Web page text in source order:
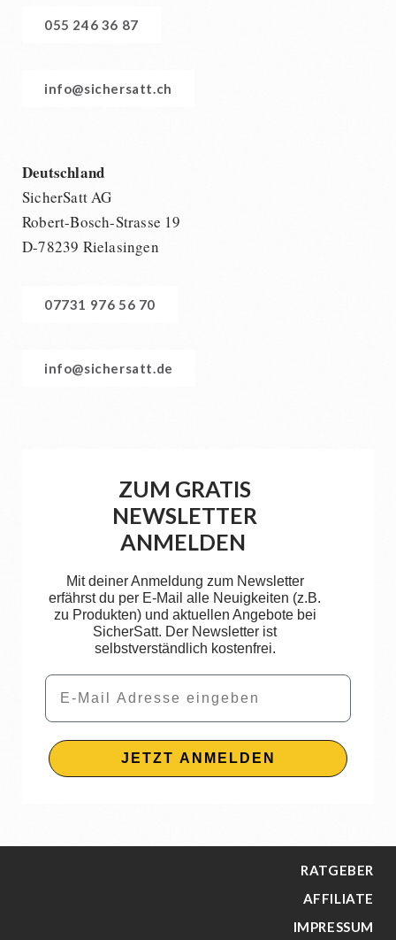
055 246 36 87
info@sichersatt.ch
Deutschland
SicherSatt AG
Robert-Bosch-Strasse 19
D-78239 Rielasingen
07731 976 56 70
info@sichersatt.de
ZUM GRATIS
NEWSLETTER
ANMELDEN
Mit deiner Anmeldung zum Newsletter
erfährst du per E-Mail alle Neuigkeiten (z.B.
zu Produkten) und aktuellen Angebote bei
SicherSatt. Der Newsletter ist
selbstverständlich kostenfrei.
Email
JETZT ANMELDEN
RATGEBER
AFFILIATE
IMPRESSUM